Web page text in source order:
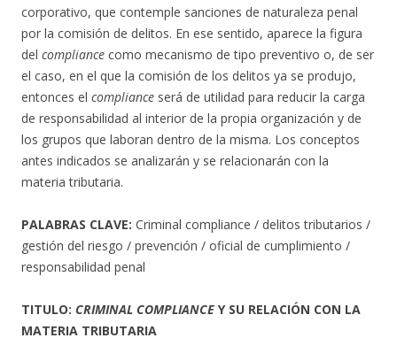
corporativo, que contemple sanciones de naturaleza penal
por la comisión de delitos. En ese sentido, aparece la figura
del compliance como mecanismo de tipo preventivo o, de ser
el caso, en el que la comisión de los delitos ya se produjo,
entonces el compliance será de utilidad para reducir la carga
de responsabilidad al interior de la propia organización y de
los grupos que laboran dentro de la misma. Los conceptos
antes indicados se analizarán y se relacionarán con la
materia tributaria.
PALABRAS CLAVE: Criminal compliance / delitos tributarios /
gestión del riesgo / prevención / oficial de cumplimiento /
responsabilidad penal
TITULO: CRIMINAL COMPLIANCE Y SU RELACIÓN CON LA
MATERIA TRIBUTARIA